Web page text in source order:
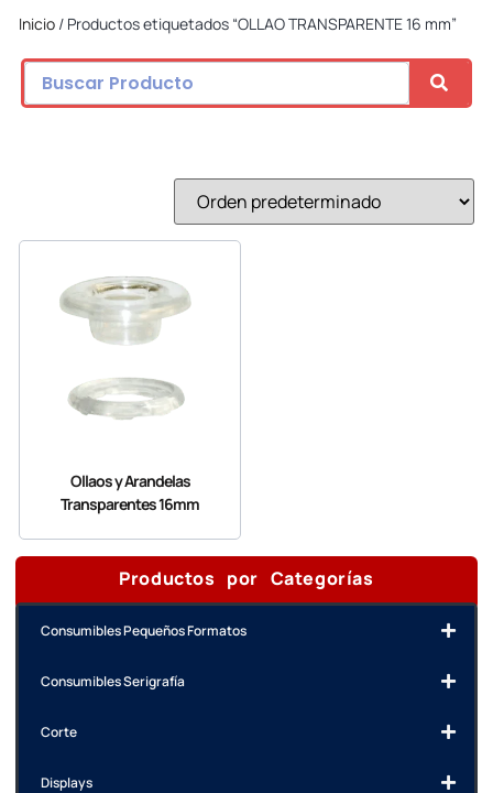
Productos por Categorías
Consumibles Pequeños Formatos
Consumibles Serigrafía
Corte
Displays
Inicio / Productos etiquetados “OLLAO TRANSPARENTE 16 mm”
Ollaos y Arandelas
Transparentes 16mm